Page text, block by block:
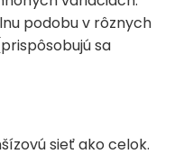
podobu v rôznych
sa
sieť ako celok.